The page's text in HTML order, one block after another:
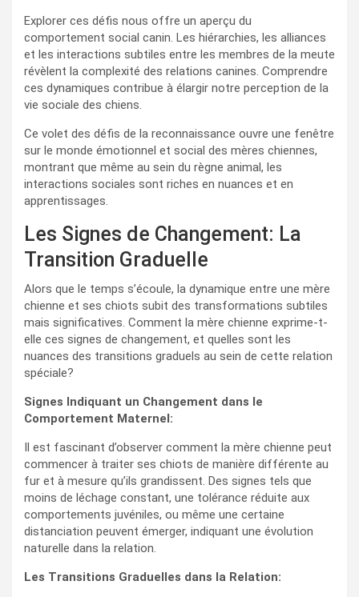
Explorer ces défis nous offre un aperçu du
comportement social canin. Les hiérarchies, les alliances
et les interactions subtiles entre les membres de la meute
révèlent la complexité des relations canines. Comprendre
ces dynamiques contribue à élargir notre perception de la
vie sociale des chiens.
Ce volet des défis de la reconnaissance ouvre une fenêtre
sur le monde émotionnel et social des mères chiennes,
montrant que même au sein du règne animal, les
interactions sociales sont riches en nuances et en
apprentissages.
Les Signes de Changement: La
Transition Graduelle
Alors que le temps s’écoule, la dynamique entre une mère
chienne et ses chiots subit des transformations subtiles
mais significatives. Comment la mère chienne exprime-t-
elle ces signes de changement, et quelles sont les
nuances des transitions graduels au sein de cette relation
spéciale?
Signes Indiquant un Changement dans le
Comportement Maternel:
Il est fascinant d’observer comment la mère chienne peut
commencer à traiter ses chiots de manière différente au
fur et à mesure qu’ils grandissent. Des signes tels que
moins de léchage constant, une tolérance réduite aux
comportements juvéniles, ou même une certaine
distanciation peuvent émerger, indiquant une évolution
naturelle dans la relation.
Les Transitions Graduelles dans la Relation: